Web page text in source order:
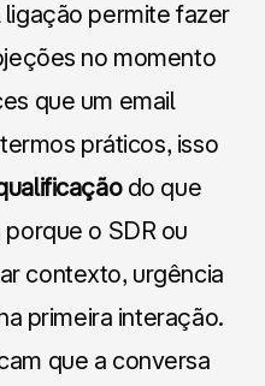
permite fazer
no momento
que um email
práticos, isso
do que
o SDR ou
contexto, urgência
primeira interação.
que a conversa